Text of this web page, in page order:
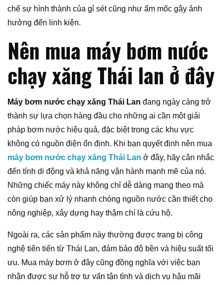
chế sự hình thành của gỉ sét cũng như ẩm mốc gây ảnh
hưởng đến linh kiện.
Nên mua máy bơm nước
chạy xăng Thái lan ở đây
Máy bơm nước chạy xăng Thái Lan đang ngày càng trở
thành sự lựa chọn hàng đầu cho những ai cần một giải
pháp bơm nước hiệu quả, đặc biệt trong các khu vực
không có nguồn điện ổn định. Khi bạn quyết định nên mua
máy bơm nước chạy xăng Thái Lan ở đây, hãy cân nhắc
đến tính di động và khả năng vận hành mạnh mẽ của nó.
Những chiếc máy này không chỉ dễ dàng mang theo mà
còn giúp bạn xử lý nhanh chóng nguồn nước cần thiết cho
nông nghiệp, xây dựng hay thậm chí là cứu hộ.
Ngoài ra, các sản phẩm này thường được trang bị công
nghệ tiên tiến từ Thái Lan, đảm bảo độ bền và hiệu suất tối
ưu. Mua máy bơm ở đây cũng đồng nghĩa với việc bạn
nhận được sự hỗ trợ tư vấn tận tình và dịch vụ hậu mãi